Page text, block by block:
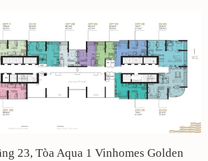
23, Tòa Aqua 1 Vinhomes Golden